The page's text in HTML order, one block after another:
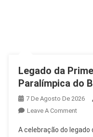
Legado da
Paralímpica do
7 De Agosto De 2026
Leave A CommentOn
Da
A celebração do